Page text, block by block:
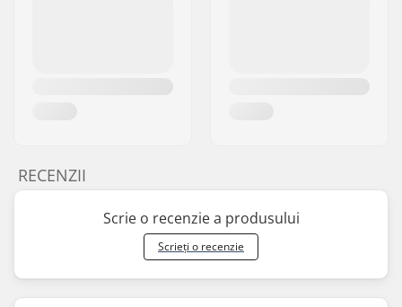
RECENZII
Scrie o recenzie a produsului
Scrieți o recenzie